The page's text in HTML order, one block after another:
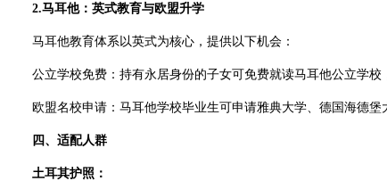
2.马耳他：英式教育与欧盟升学
马耳他教育体系以英式为核心，提供以下机会：
公立学校免费：持有永居身份的子女可免费就读马耳他公立学校
欧盟名校申请：马耳他学校毕业生可申请雅典大学、德国海德堡
四、适配人群
土耳其护照：